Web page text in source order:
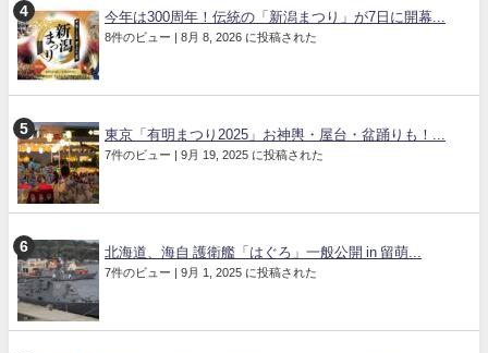
今年は300周年！伝統の「新潟まつり」が7日に開幕...
8件のビュー | 8月 8, 2026 に投稿された
東京「有明まつり2025」お神輿・屋台・盆踊りも！...
7件のビュー | 9月 19, 2025 に投稿された
北海道、海自 護衛艦「はぐろ」一般公開 in 留萌...
7件のビュー | 9月 1, 2025 に投稿された